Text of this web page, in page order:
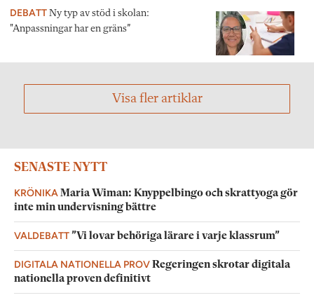
DEBATT Ny typ av stöd i skolan:
"Anpassningar har en gräns”
Visa fler artiklar
SENASTE NYTT
KRÖNIKA Maria Wiman: Knyppelbingo och skrattyoga gör
inte min undervisning bättre
VALDEBATT”Vi lovar behöriga lärare i varje klassrum”
DIGITALA NATIONELLA PROVRegeringen skrotar digitala
nationella proven definitivt